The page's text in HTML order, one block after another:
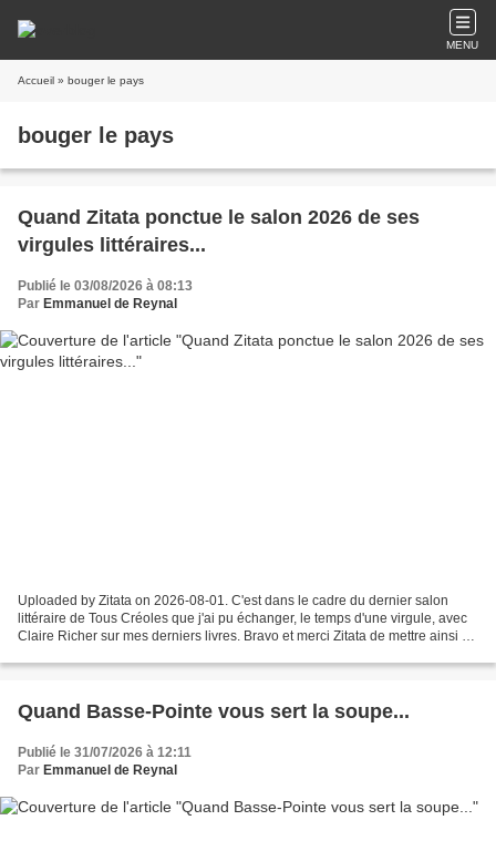
MENU
Accueil » bouger le pays
bouger le pays
Quand Zitata ponctue le salon 2026 de ses
virgules littéraires...
Publié le 03/08/2026 à 08:13
Par Emmanuel de Reynal
Uploaded by Zitata on 2026-08-01. C'est dans le cadre du dernier salon
littéraire de Tous Créoles que j'ai pu échanger, le temps d'une virgule, avec
Claire Richer sur mes derniers livres. Bravo et merci Zitata de mettre ainsi à
Quand Basse-Pointe vous sert la soupe...
Publié le 31/07/2026 à 12:11
Par Emmanuel de Reynal